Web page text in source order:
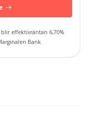
effektivräntan 6,70%
Bank